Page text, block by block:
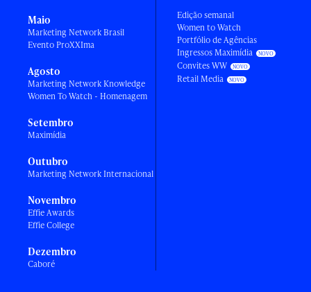
Maio
Marketing Network Brasil
Evento ProXXIma
Agosto
Marketing Network Knowledge
Women To Watch - Homenagem
Setembro
Maximídia
Outubro
Marketing Network Internacional
Novembro
Effie Awards
Effie College
Dezembro
Caboré
Edição semanal
Women to Watch
Portfólio de Agências
Ingressos Maximídia
Convites WW
Retail Media